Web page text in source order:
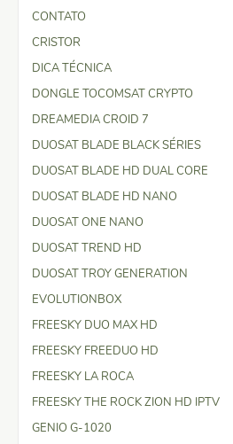
CONTATO
CRISTOR
DICA TÉCNICA
DONGLE TOCOMSAT CRYPTO
DREAMEDIA CROID 7
DUOSAT BLADE BLACK SÉRIES
DUOSAT BLADE HD DUAL CORE
DUOSAT BLADE HD NANO
DUOSAT ONE NANO
DUOSAT TREND HD
DUOSAT TROY GENERATION
EVOLUTIONBOX
FREESKY DUO MAX HD
FREESKY FREEDUO HD
FREESKY LA ROCA
FREESKY THE ROCK ZION HD IPTV
GENIO G-1020